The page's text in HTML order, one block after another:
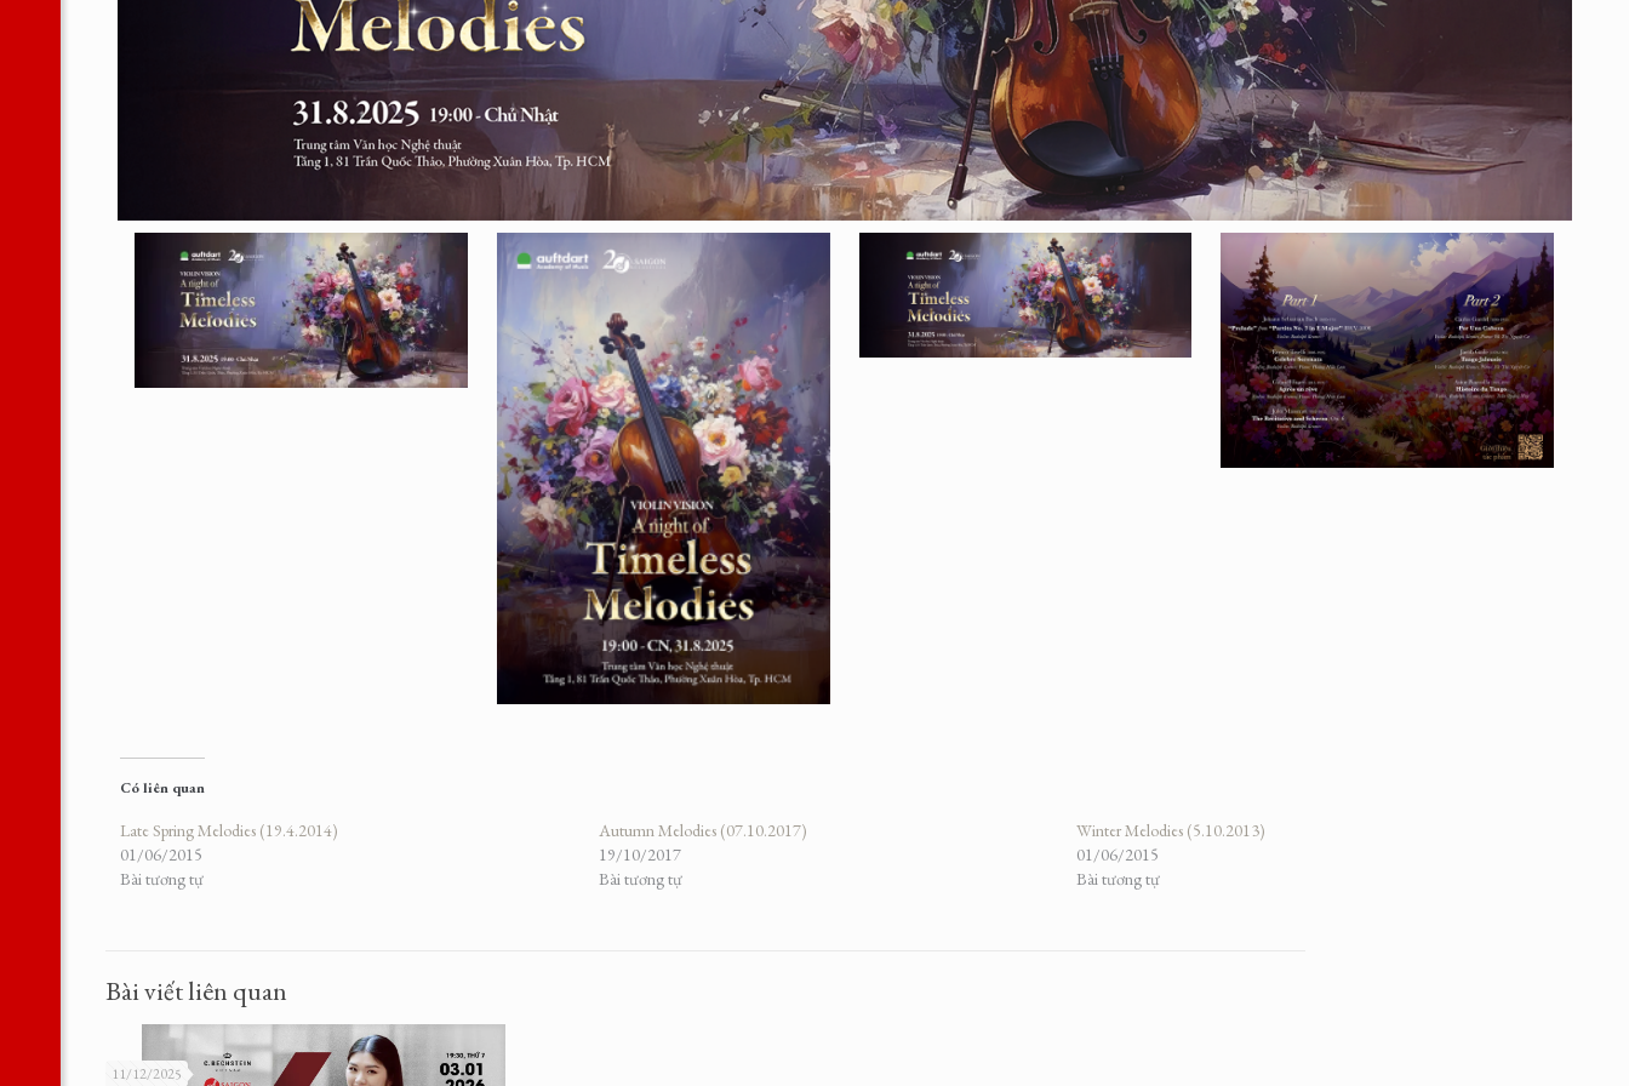
Có liên quan
Late Spring Melodies (19.4.2014)
01/06/2015
Bài tương tự
Autumn Melodies (07.10.2017)
19/10/2017
Bài tương tự
Winter Melodies (5.10.2013)
01/06/2015
Bài tương tự
Bài viết liên quan
11/12/2025